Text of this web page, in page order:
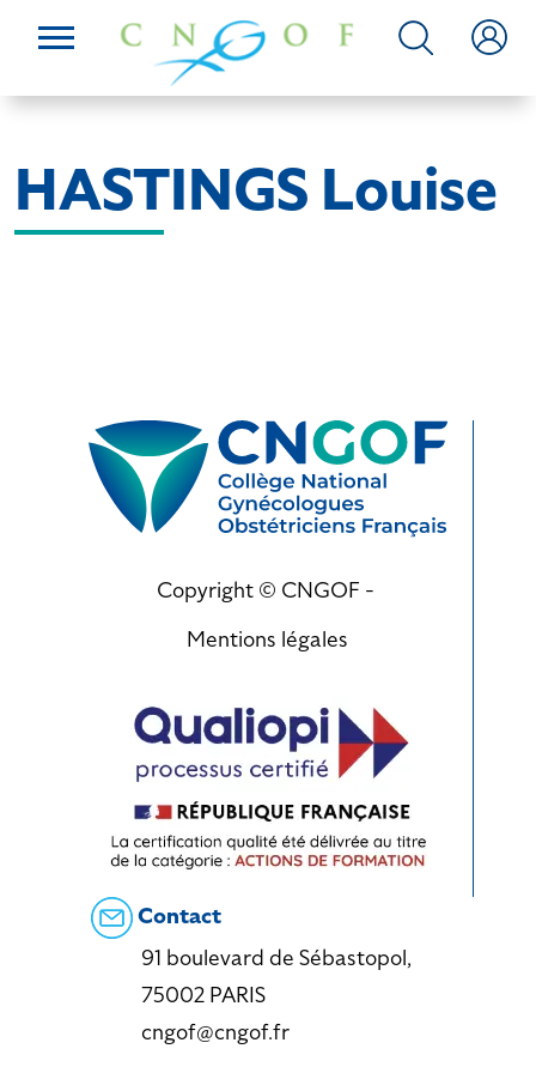
HASTINGS Louise
Copyright © CNGOF -
Mentions légales
Contact
91 boulevard de Sébastopol,
75002 PARIS
cngof@cngof.fr